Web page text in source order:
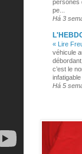
persones
pe...
Há 3
« Lire
véhicule
c’est le
infatigable
Há 5